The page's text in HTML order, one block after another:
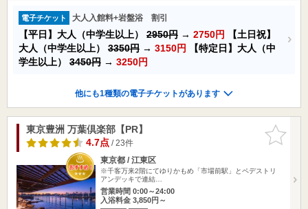
電子チケット 大人入館料+岩盤浴 割引
【平日】大人（中学生以上） 2950円 → 2750円
【土日祝】
大人（中学生以上） 3350円 → 3150円
【特定日】大人（中
学生以上） 3450円 → 3250円
他にも1種類の電子チケットがあります
お気に入
りに追加
東京豊洲 万葉倶楽部【PR】
4.7点/ 23件
東京都 / 江東区
※千客万来2階にてゆりかもめ「市場前駅」とペデストリ
アンデッキで連結…
営業時間 0:00～24:00
入浴料金 3,850円～